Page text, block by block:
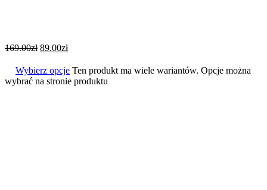
169.00zł 89.00zł
Wybierz opcje Ten produkt ma wiele wariantów. Opcje można
wybrać na stronie produktu